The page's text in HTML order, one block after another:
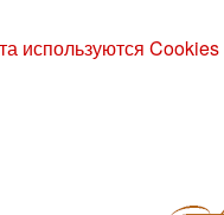
используются Cookies